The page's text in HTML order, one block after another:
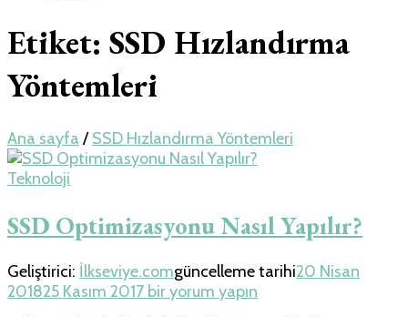
Etiket: SSD Hızlandırma
Yöntemleri
Ana sayfa / SSD Hızlandırma Yöntemleri
Teknoloji
SSD Optimizasyonu Nasıl Yapılır?
Geliştirici: İlkseviye.comgüncelleme tarihi20 Nisan
201825 Kasım 2017SSD
bir yorum yapın